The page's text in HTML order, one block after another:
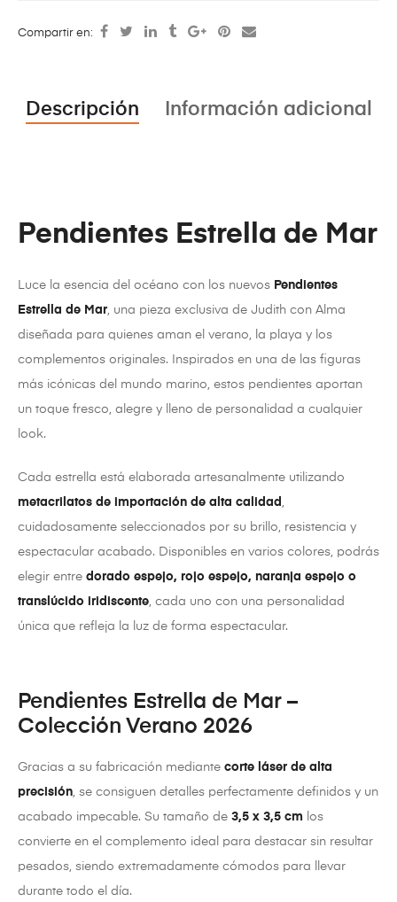
Compartir en:
Descripción Información adicional
Pendientes Estrella de Mar
Luce la esencia del océano con los nuevos Pendientes
Estrella de Mar , una pieza exclusiva de Judith con Alma
diseñada para quienes aman el verano, la playa y los
complementos originales. Inspirados en una de las figuras
más icónicas del mundo marino, estos pendientes aportan
un toque fresco, alegre y lleno de personalidad a cualquier
look.
Cada estrella está elaborada artesanalmente utilizando
metacrilatos de importación de alta calidad
cuidadosamente seleccionados por su brillo, resistencia y
espectacular acabado. Disponibles en varios colores, podrás
elegir entre dorado espejo, rojo espejo, naranja espejo o
translúcido iridiscente , cada uno con una personalidad
única que refleja la luz de forma espectacular.
Pendientes Estrella de Mar –
Colección Verano 2026
Gracias a su fabricación mediante corte láser de alta
precisión , se consiguen detalles perfectamente definidos y un
acabado impecable. Su tamaño de 3,5 x 3,5 cm los
convierte en el complemento ideal para destacar sin resultar
pesados, siendo extremadamente cómodos para llevar
durante todo el día.